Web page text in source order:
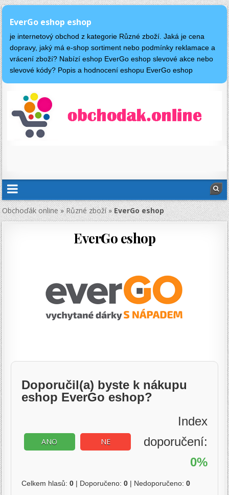
EverGo eshop eshop
je internetový obchod z kategorie Různé zboží. Jaká je cena
dopravy, jaký má e-shop sortiment nebo podmínky reklamace a
vrácení zboží? Nabízí eshop EverGo eshop slevové akce nebo
slevové kódy? Popis a hodnocení eshopu EverGo eshop
Obchoďák online»Různé zboží»EverGo eshop
EverGo eshop
Doporučil(a) byste k nákupu
eshop EverGo eshop?
ANO NE
Index
doporučení:
0%
Celkem hlasů:0 | Doporučeno:0 | Nedoporučeno:0